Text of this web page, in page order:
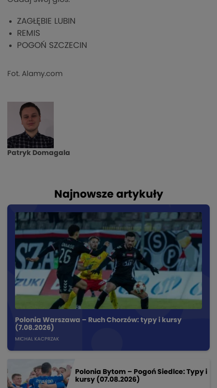
ZAGŁĘBIE LUBIN
REMIS
POGOŃ SZCZECIN
Fot. Alamy.com
Patryk Domagala
Najnowsze artykuły
Polonia Warszawa – Ruch Chorzów: typy i kursy
(7.08.2026)
MICHAL KACPRZAK
Polonia Bytom – Pogoń Siedlce: Typy i
kursy (07.08.2026)